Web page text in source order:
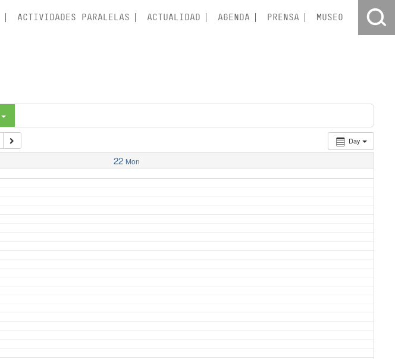
ACTIVIDADES PARALELAS ACTUALIDAD AGENDA PRENSA MUSEO
Day
22 Mon